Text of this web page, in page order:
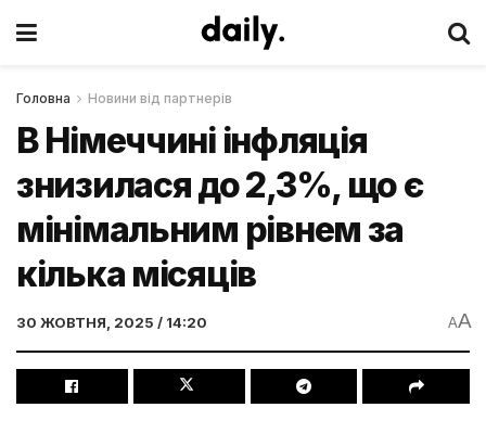
Головна Новини від партнерів
В Німеччині інфляція
знизилася до 2,3%, що є
мінімальним рівнем за
кілька місяців
30 ЖОВТНЯ, 2025 / 14:20 AA